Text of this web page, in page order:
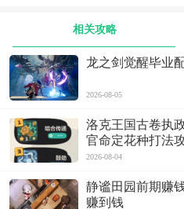
相关攻略
龙之剑觉醒毕业
2026-08-05
洛克王国古卷执
官命定花种打法
2026-08-04
静谧田园前期赚
赚到钱